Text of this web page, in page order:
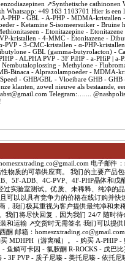
↗️Synthetische cathinonen
+49 163 1103701 Hier is
PHP - GBL - A-PHP - MDMA-kristallen
- Ketamine S-isomeersuiker - Bruine
- Etonitazepine -
kristallen - 4-MMC - Etonitazene -
- 3-CMC-kristallen - α-PHP-
- GBL (gamma-butyrolacton) -
- ALPHA PVP - 3F PiHP - a-PHiP |
- Methylone -
Binaca - Alprazolampoeder - MDMA-
- GHB/GBL - Vloeibare GHB -
klanten, zowel nieuwe als bestaande,
Telegram:…....
电子邮件：
物质的可靠供应商。 我们的主要产品包
5F-ADB、4C-PVP、4F-PHP晶体和
实验室测试。优质、未稀释、纯净的
以以具有竞争力的价格在线订购并快
我们极其重视为客户提供最纯净和未
我们将尽快回复，因为我们 24/7 随时
运输 ↗️交货时无需签名 我们可以提
邮箱：homeszxtrading.co@gmail.com
MDHPH（游离碱）。 - 购买 A-PHIP
鱼鳞可卡因 - 氯胺酮 R-ROCKS - 戊巴
3F PVP - 质子尼嗪 - 美托尼嗪 - 依托